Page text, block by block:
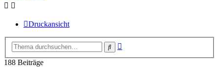
Druckansicht
Suche
188 Beiträge